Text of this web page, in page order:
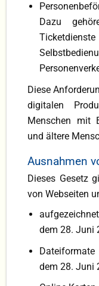
Dazu
Diese
digitalen
Menschen mit
und ältere
Ausnahmen
Dieses Gesetz
von Webseiten
dem 28. Juni
dem 28. Juni